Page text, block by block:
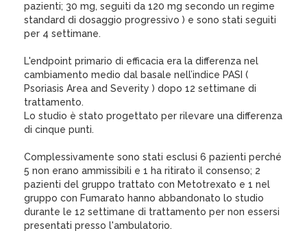
pazienti; 30 mg, seguiti da 120 mg secondo un regime
standard di dosaggio progressivo ) e sono stati seguiti
per 4 settimane.
L'endpoint primario di efficacia era la differenza nel
cambiamento medio dal basale nell’indice PASI (
Psoriasis Area and Severity ) dopo 12 settimane di
trattamento.
Lo studio è stato progettato per rilevare una differenza
di cinque punti.
Complessivamente sono stati esclusi 6 pazienti perché
5 non erano ammissibili e 1 ha ritirato il consenso; 2
pazienti del gruppo trattato con Metotrexato e 1 nel
gruppo con Fumarato hanno abbandonato lo studio
durante le 12 settimane di trattamento per non essersi
presentati presso l'ambulatorio.